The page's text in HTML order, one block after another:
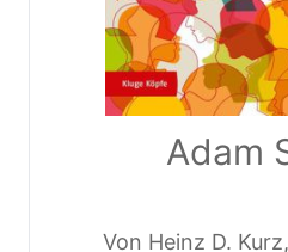
Adam
Von Heinz D.